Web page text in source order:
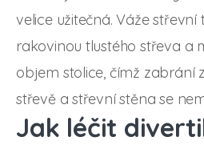
velice užitečná. Váže
rakovinou tlustého střeva a
objem stolice, čímž zabrání
střevě a střevní stěna se
Jak léčit